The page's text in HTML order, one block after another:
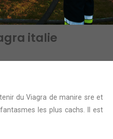
italie
du Viagra demanire sre et
les plus cachs. Il est